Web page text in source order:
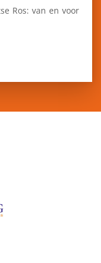
Ros: van en voor